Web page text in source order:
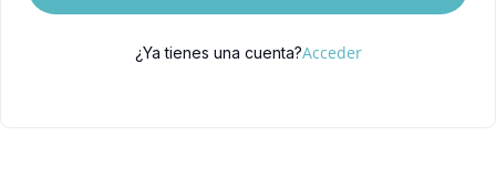
¿Ya tienes una cuenta?Acceder